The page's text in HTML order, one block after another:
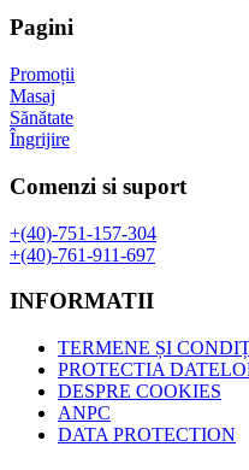
Pagini
Promoții
Masaj
Sănătate
Îngrijire
Comenzi si suport
+(40)-751-157-304
+(40)-761-911-697
INFORMATII
TERMENE ȘI
PROTECTIA
DESPRE COOKIES
ANPC
DATA PROTECTION